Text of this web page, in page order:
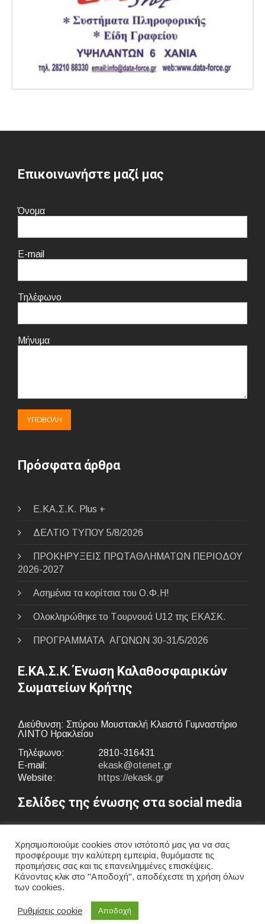
Επικοινωνήστε μαζί μας
Όνομα
E-mail
Τηλέφωνο
Μήνυμα
Πρόσφατα άρθρα
E.ΚΑ.Σ.Κ. Plus +
ΔΕΛΤΙΟ ΤΥΠΟΥ 5/8/2026
ΠΡΟΚΗΡΥΞΕΙΣ ΠΡΩΤΑΘΛΗΜΑΤΩΝ ΠΕΡΙΟΔΟΥ
2026-2027
Ασημένια τα κορίτσια του Ο.Φ.Η!
Ολοκληρώθηκε το Tουρνουά U12 της ΕΚΑΣΚ.
ΠΡΟΓΡΑΜΜΑΤΑ ΑΓΩΝΩΝ 30-31/5/2026
Ε.ΚΑ.Σ.Κ. Ένωση Καλαθοσφαιρικών
Σωματείων Κρήτης
Διεύθυνση: Σπύρου Μουστακλή Κλειστό Γυμναστήριο
ΛΙΝΤΟ Ηρακλείου
Τηλέφωνο:
2810-316431
E-mail:
ekask@otenet.gr
Website:
https://ekask.gr
Σελίδες της ένωσης στα social media
© 2021 ekask.gr All Rights Reserved
Χρησιμοποιούμε cookies στον ιστότοπό μας για να σας
προσφέρουμε την καλύτερη εμπειρία, θυμόμαστε τις
προτιμήσεις σας και τις επανειλημμένες επισκέψεις.
Κάνοντας κλικ στο "Αποδοχή", αποδέχεστε τη χρήση όλων
των cookies.
Ρυθμίσεις cookie Αποδοχή